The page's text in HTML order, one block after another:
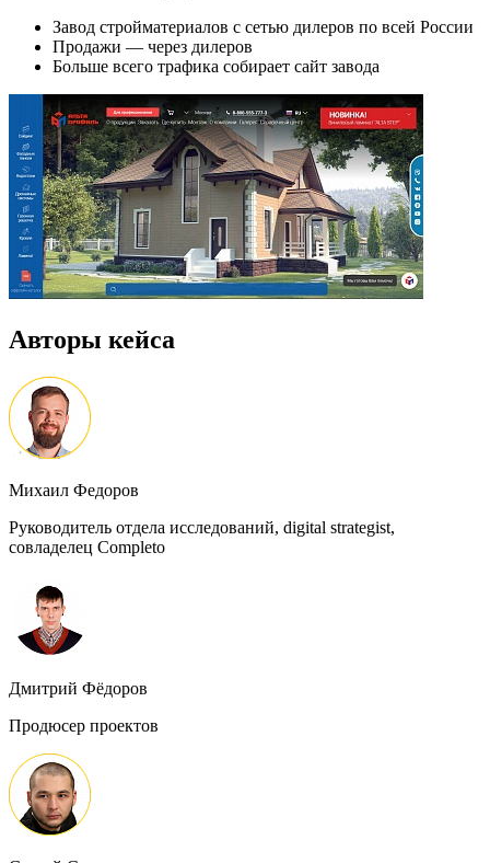
Завод стройматериалов с сетью дилеров по всей России
Продажи — через дилеров
Больше всего трафика собирает сайт завода
Авторы кейса
Михаил Федоров
Руководитель отдела исследований, digital strategist,
совладелец Completo
Дмитрий Фёдоров
Продюсер проектов